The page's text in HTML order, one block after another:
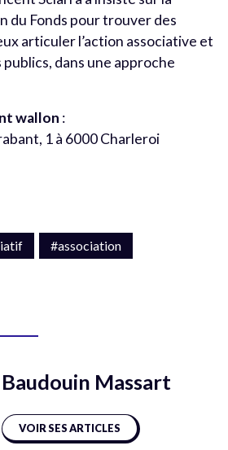
du Fonds pour trouver des
articuler l’action associative et
dans une approche
wallon :
1 à 6000 Charleroi
#association
Baudouin Massart
VOIR SES ARTICLES